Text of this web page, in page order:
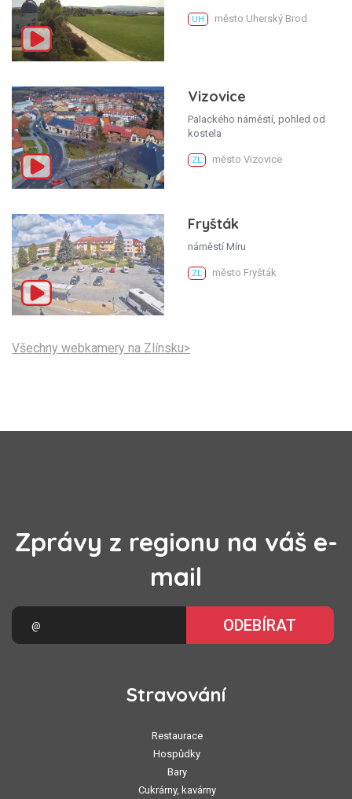
UH město Uherský Brod
Vizovice
Palackého náměstí, pohled od
kostela
ZL město Vizovice
Fryšták
náměstí Míru
ZL město Fryšták
Všechny webkamery na Zlínsku>
Zprávy z regionu na váš e-
mail
ODEBÍRAT
Stravování
Restaurace
Hospůdky
Bary
Cukrárny, kavárny